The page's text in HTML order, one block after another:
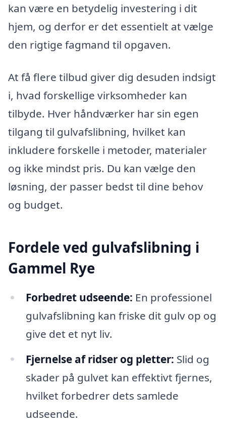
kan være en betydelig investering i dit
hjem, og derfor er det essentielt at vælge
den rigtige fagmand til opgaven.
At få flere tilbud giver dig desuden indsigt
i, hvad forskellige virksomheder kan
tilbyde. Hver håndværker har sin egen
tilgang til gulvafslibning, hvilket kan
inkludere forskelle i metoder, materialer
og ikke mindst pris. Du kan vælge den
løsning, der passer bedst til dine behov
og budget.
Fordele ved gulvafslibning i
Gammel Rye
Forbedret udseende: En professionel
gulvafslibning kan friske dit gulv op og
give det et nyt liv.
Fjernelse af ridser og pletter: Slid og
skader på gulvet kan effektivt fjernes,
hvilket forbedrer dets samlede
udseende.